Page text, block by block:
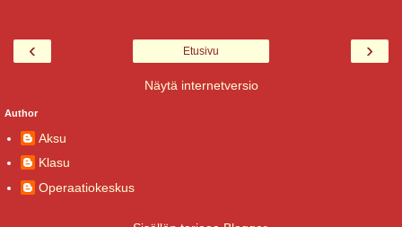
‹ ›
Etusivu
Näytä internetversio
Author
Aksu
Klasu
Operaatiokeskus